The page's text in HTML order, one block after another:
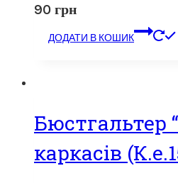
90 грн
ДОДАТИ В КОШИК
Бюстгальтер
каркасів